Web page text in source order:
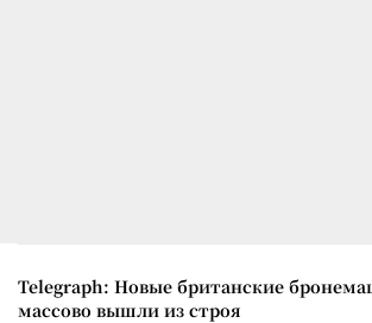
Telegraph: Новые британские
массово вышли из строя